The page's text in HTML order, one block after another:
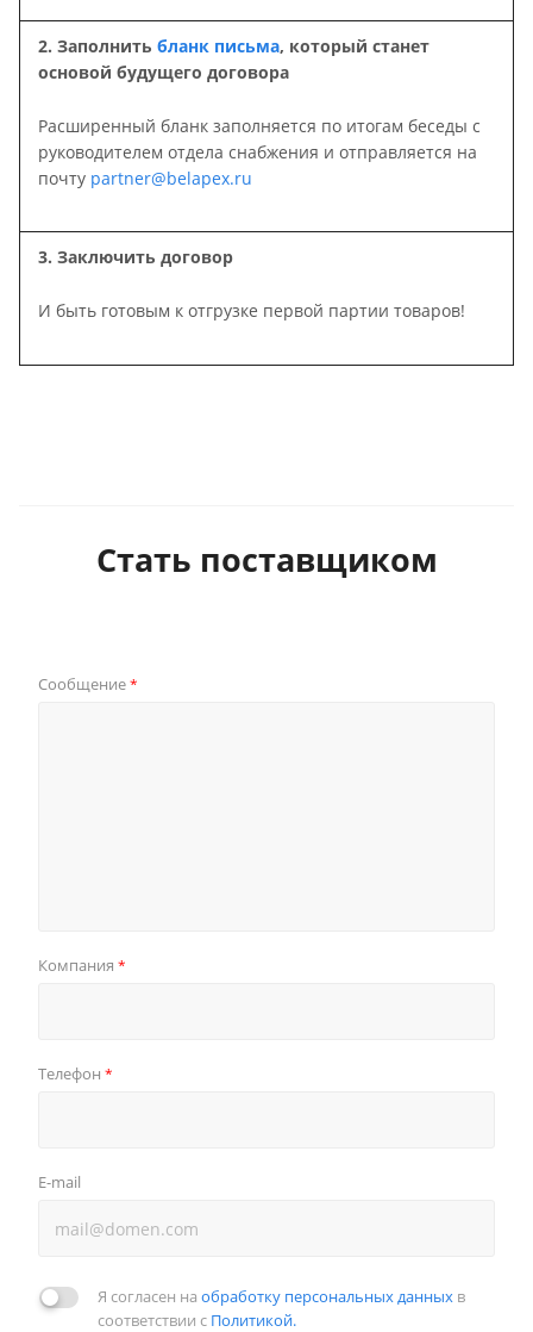
2. Заполнить бланк письма, который станет
основой будущего договора
Расширенный бланк заполняется по итогам беседы с
руководителем отдела снабжения и отправляется на
почту partner@belapex.ru
3. Заключить договор
И быть готовым к отгрузке первой партии товаров!
Стать поставщиком
Сообщение*
Компания *
Телефон *
E-mail
Я согласен на обработку персональных данных в
соответствии с Политикой.